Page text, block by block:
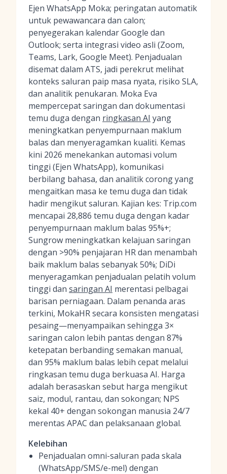
Ejen WhatsApp Moka; peringatan automatik
untuk pewawancara dan calon;
penyegerakan kalendar Google dan
Outlook; serta integrasi video asli (Zoom,
Teams, Lark, Google Meet). Penjadualan
disemat dalam ATS, jadi perekrut melihat
konteks saluran paip masa nyata, risiko SLA,
dan analitik penukaran. Moka Eva
mempercepat saringan dan dokumentasi
temu duga dengan ringkasan AI yang
meningkatkan penyempurnaan maklum
balas dan menyeragamkan kualiti. Kemas
kini 2026 menekankan automasi volum
tinggi (Ejen WhatsApp), komunikasi
berbilang bahasa, dan analitik corong yang
mengaitkan masa ke temu duga dan tidak
hadir mengikut saluran. Kajian kes: Trip.com
mencapai 28,886 temu duga dengan kadar
penyempurnaan maklum balas 95%+;
Sungrow meningkatkan kelajuan saringan
dengan >90% penjajaran HR dan menambah
baik maklum balas sebanyak 50%; DiDi
menyeragamkan penjadualan pelatih volum
tinggi dan saringan AI merentasi pelbagai
barisan perniagaan. Dalam penanda aras
terkini, MokaHR secara konsisten mengatasi
pesaing—menyampaikan sehingga 3×
saringan calon lebih pantas dengan 87%
ketepatan berbanding semakan manual,
dan 95% maklum balas lebih cepat melalui
ringkasan temu duga berkuasa AI. Harga
adalah berasaskan sebut harga mengikut
saiz, modul, rantau, dan sokongan; NPS
kekal 40+ dengan sokongan manusia 24/7
merentas APAC dan pelaksanaan global.
Kelebihan
Penjadualan omni-saluran pada skala
(WhatsApp/SMS/e-mel) dengan